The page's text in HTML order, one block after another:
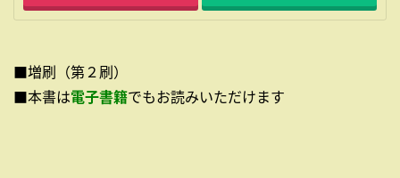
■増刷（第２刷）
■本書は電子書籍でもお読みいただけます